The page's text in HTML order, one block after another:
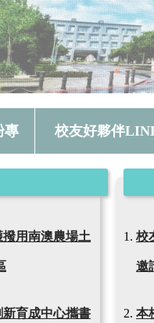
專 校友好夥伴
撥用南澳農場土
新育成中心攜書
校
邀
本